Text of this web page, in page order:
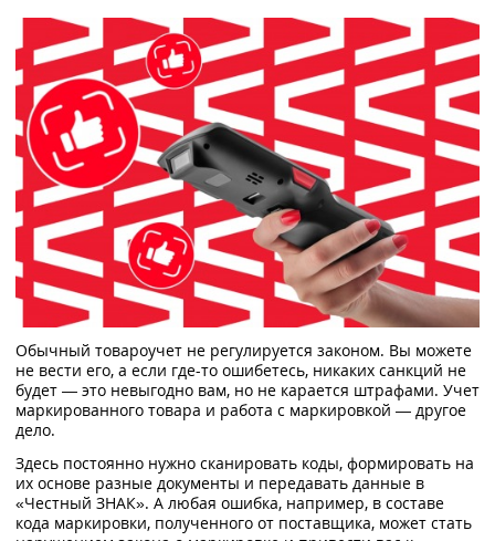
Обычный товароучет не регулируется законом. Вы можете
не вести его, а если где-то ошибетесь, никаких санкций не
будет — это невыгодно вам, но не карается штрафами. Учет
маркированного товара и работа с маркировкой — другое
дело.
Здесь постоянно нужно сканировать коды, формировать на
их основе разные документы и передавать данные в
«Честный ЗНАК». А любая ошибка, например, в составе
кода маркировки, полученного от поставщика, может стать